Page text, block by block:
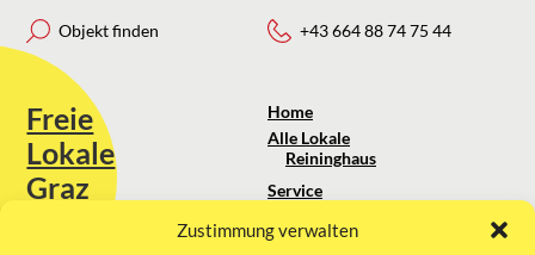
Zustimmung verwalten
Objekt finden
Freie
Lokale
Graz
Sie erreichen uns unter:
+43 664 88 74 75 44
Home
Alle Lokale
Reininghaus
Service
Über uns